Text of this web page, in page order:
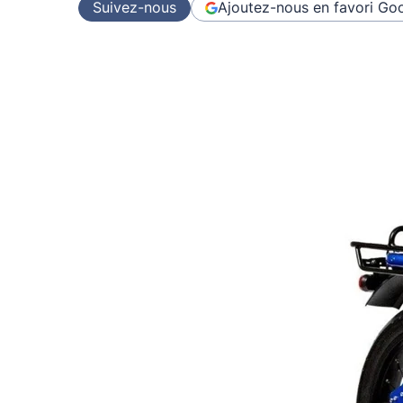
Suivez-nous Ajoutez-nous en favori